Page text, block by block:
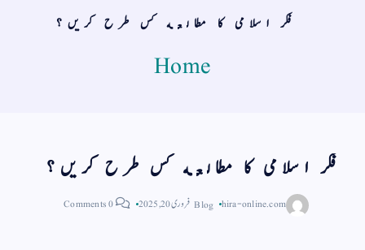
اک نسخہ کیمیا ساتھ لایا
فكر اسلامى كا مطالعه كس طرح كريں؟
Home
فكر اسلامى كا مطالعه كس طرح كريں؟
hira-online.com
Blog فروری 20, 2025